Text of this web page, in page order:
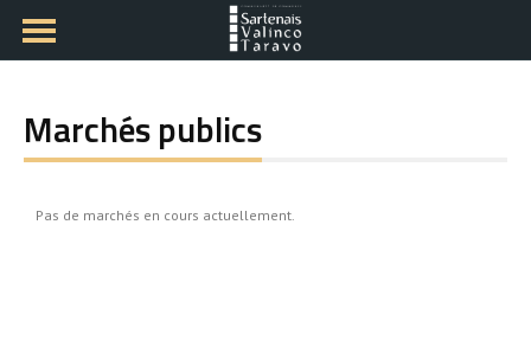
Marchés publics
Pas de marchés en cours actuellement.